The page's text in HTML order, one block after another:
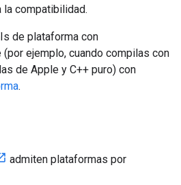
la compatibilidad.
de plataforma con
ejemplo, cuando compilas con
de Apple y C++ puro) con
.
admiten plataformas por